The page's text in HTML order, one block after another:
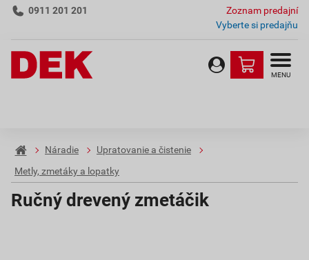
0911 201 201
Zoznam predajní
Vyberte si predajňu
MENU
Náradie
Upratovanie a čistenie
Metly, zmetáky a lopatky
Ručný drevený zmetáčik